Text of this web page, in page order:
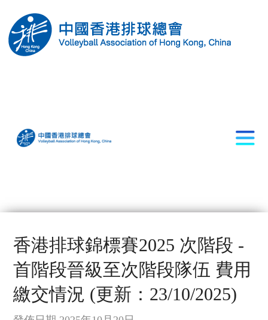
香港排球錦標賽2025 次階段 -
首階段晉級至次階段隊伍 費用
繳交情況 (更新：23/10/2025)